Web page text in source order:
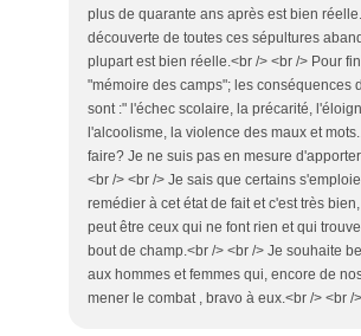
plus de quarante ans après est bien
découverte de toutes ces sépultures
plupart est bien réelle.<br /> <br /> Pour
"mémoire des camps"; les conséquences
sont :" l'échec scolaire, la précarité,
l'alcoolisme, la violence des maux et
faire? Je ne suis pas en mesure
<br /> <br /> Je sais que certains
remédier à cet état de fait et c'est très
peut être ceux qui ne font rien et qui
bout de champ.<br /> <br /> Je souhaite
aux hommes et femmes qui, encore de
mener le combat , bravo à eux.<br /> <br /